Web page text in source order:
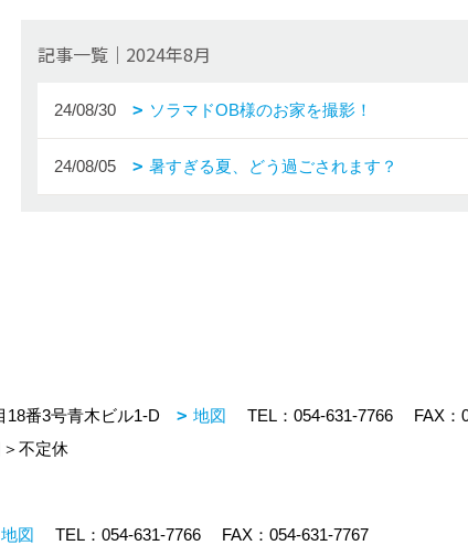
記事一覧｜2024年8月
24/08/30 ソラマドOB様のお家を撮影！
24/08/05 暑すぎる夏、どう過ごされます？
18番3号青木ビル1-D 地図 TEL： 054-631-7766
FAX：
＞不定休
地図 TEL： 054-631-7766 FAX：054-631-7767